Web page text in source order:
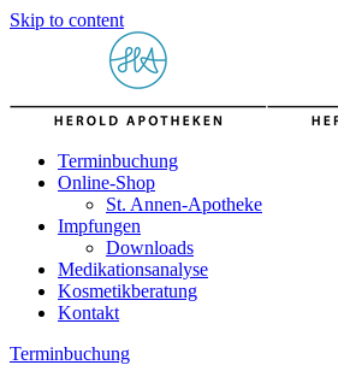
Skip to content
Terminbuchung
Online-Shop
St. Annen-Apotheke
Impfungen
Downloads
Medikationsanalyse
Kosmetikberatung
Kontakt
Terminbuchung